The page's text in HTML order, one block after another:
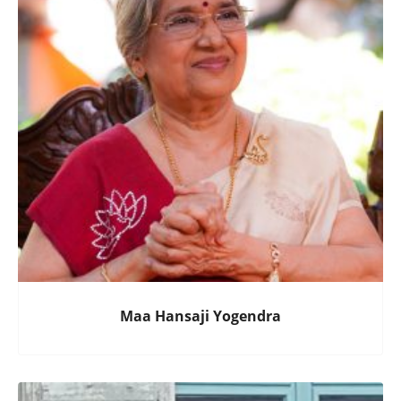
Maa Hansaji Yogendra